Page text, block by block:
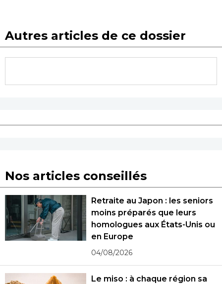
Autres articles de ce dossier
Nos articles conseillés
Retraite au Japon : les seniors
moins préparés que leurs
homologues aux États-Unis ou
en Europe
04/08/2026
Le miso : à chaque région sa